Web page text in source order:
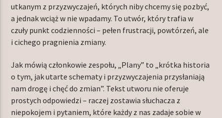
TERAZ W RAMÓWCE
INDIE ORBIT
14:00 16:00
NASTĘPNIE W RAMÓWCE
EXTRA ORBIT
16:00 18:00
utkanym z przyzwyczajeń, których niby chcemy się pozbyć,
a jednak wciąż w nie wpadamy. To utwór, który trafia w
czuły punkt codzienności – pełen frustracji, powtórzeń, ale
i cichego pragnienia zmiany.
Jak mówią członkowie zespołu, „Plany” to „krótka historia
o tym, jak utarte schematy i przyzwyczajenia przysłaniają
nam drogę i chęć do zmian”. Tekst utworu nie oferuje
prostych odpowiedzi – raczej zostawia słuchacza z
niepokojem i pytaniem, które każdy z nas zadaje sobie w